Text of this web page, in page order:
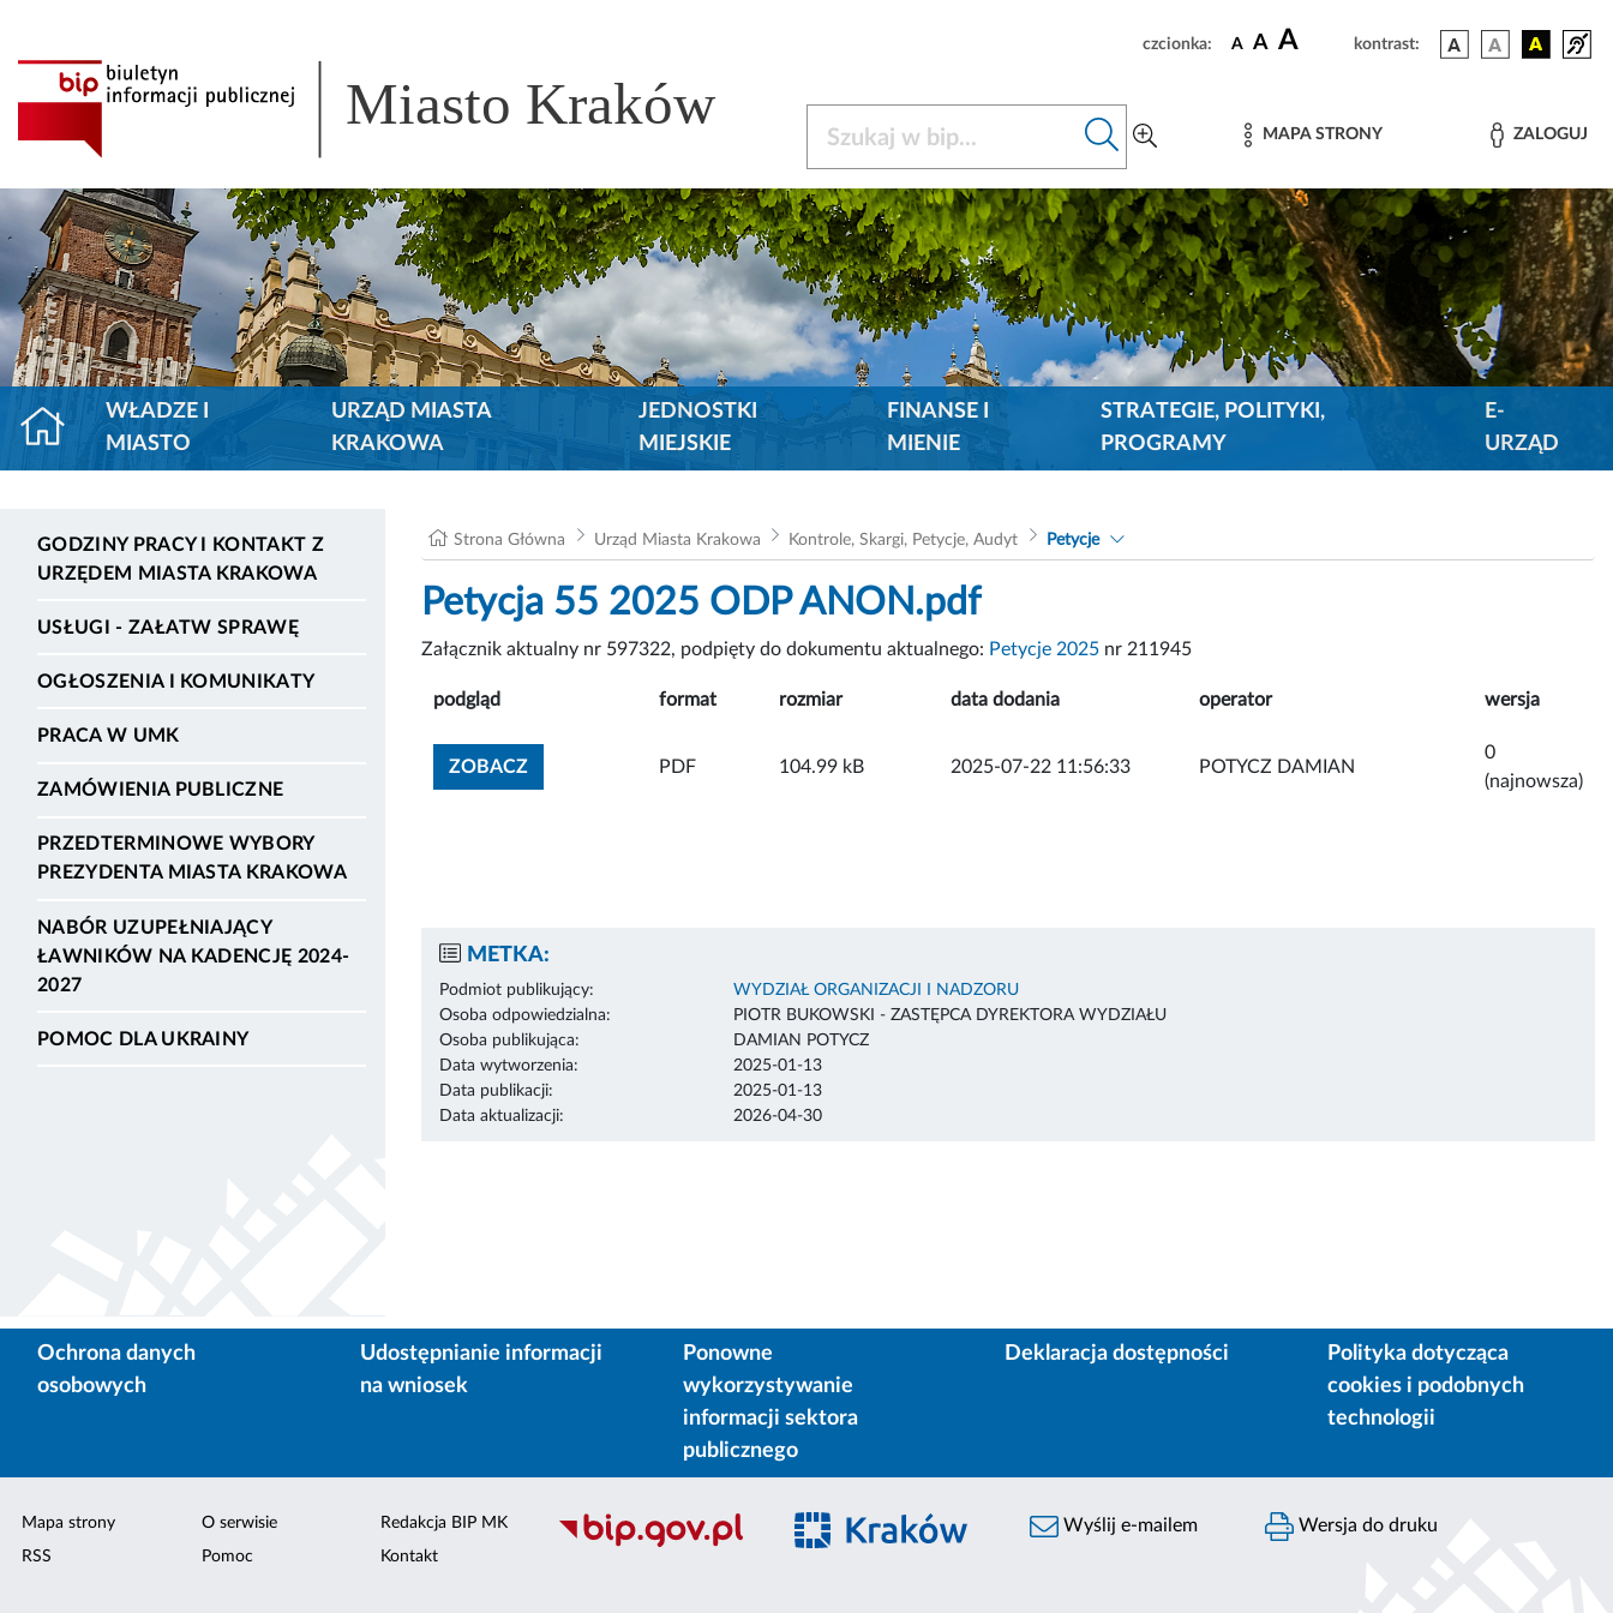
czcionka: A A A kontrast:
Miasto Kraków MAPA STRONY ZALOGUJ
WŁADZE I
MIASTO
URZĄD MIASTA
KRAKOWA
JEDNOSTKI
MIEJSKIE
FINANSE I
MIENIE
STRATEGIE, POLITYKI,
PROGRAMY
E-
URZĄD
GODZINY PRACY I KONTAKT Z
URZĘDEM MIASTA KRAKOWA
USŁUGI - ZAŁATW SPRAWĘ
OGŁOSZENIA I KOMUNIKATY
PRACA W UMK
ZAMÓWIENIA PUBLICZNE
PRZEDTERMINOWE WYBORY
PREZYDENTA MIASTA KRAKOWA
NABÓR UZUPEŁNIAJĄCY
ŁAWNIKÓW NA KADENCJĘ 2024-
2027
POMOC DLA UKRAINY
Strona Główna Urząd Miasta Krakowa Kontrole, Skargi, Petycje, Audyt Petycje
Petycja 55 2025 ODP ANON.pdf
Załącznik aktualny nr 597322, podpięty do dokumentu aktualnego: Petycje 2025 nr 211945
podgląd format rozmiar data dodania operator wersja
ZOBACZZOBACZ ZAŁĄCZNIK
PDF 104.99 kB 2025-07-22 11:56:33 POTYCZ DAMIAN
0
(najnowsza)
METKA:
Podmiot publikujący:
WYDZIAŁ ORGANIZACJI I NADZORU
Osoba odpowiedzialna:
PIOTR BUKOWSKI - ZASTĘPCA DYREKTORA WYDZIAŁU
Osoba publikująca:
DAMIAN POTYCZ
Data wytworzenia:
2025-01-13
Data publikacji:
2025-01-13
Data aktualizacji:
2026-04-30
Ochrona danych
osobowych
Udostępnianie informacji
na wniosek
Ponowne
wykorzystywanie
informacji sektora
publicznego
Deklaracja dostępności
Polityka dotycząca
cookies i podobnych
technologii
Mapa strony
RSS
O serwisie
Pomoc
Redakcja BIP MK
Kontakt
Wyślij e-mailem Wersja do druku